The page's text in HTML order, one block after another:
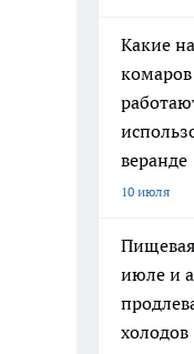
Какие
комаров
веранде
10 июля
июле и
холодов